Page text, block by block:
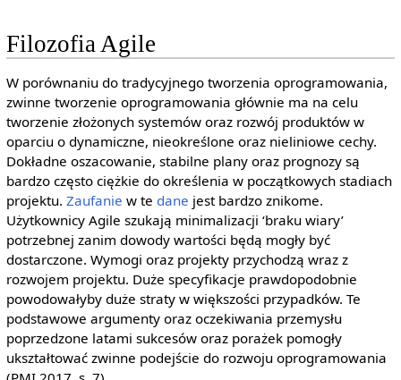
Filozofia Agile
W porównaniu do tradycyjnego tworzenia oprogramowania,
zwinne tworzenie oprogramowania głównie ma na celu
tworzenie złożonych systemów oraz rozwój produktów w
oparciu o dynamiczne, nieokreślone oraz nieliniowe cechy.
Dokładne oszacowanie, stabilne plany oraz prognozy są
bardzo często ciężkie do określenia w początkowych stadiach
projektu. Zaufanie w te dane jest bardzo znikome.
Użytkownicy Agile szukają minimalizacji ‘braku wiary’
potrzebnej zanim dowody wartości będą mogły być
dostarczone. Wymogi oraz projekty przychodzą wraz z
rozwojem projektu. Duże specyfikacje prawdopodobnie
powodowałyby duże straty w większości przypadków. Te
podstawowe argumenty oraz oczekiwania przemysłu
poprzedzone latami sukcesów oraz porażek pomogły
ukształtować zwinne podejście do rozwoju oprogramowania